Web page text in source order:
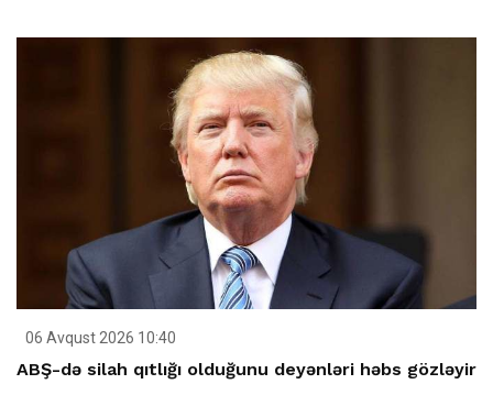
06 Avqust 2026 10:40
ABŞ-də silah qıtlığı olduğunu deyənləri həbs gözləyir